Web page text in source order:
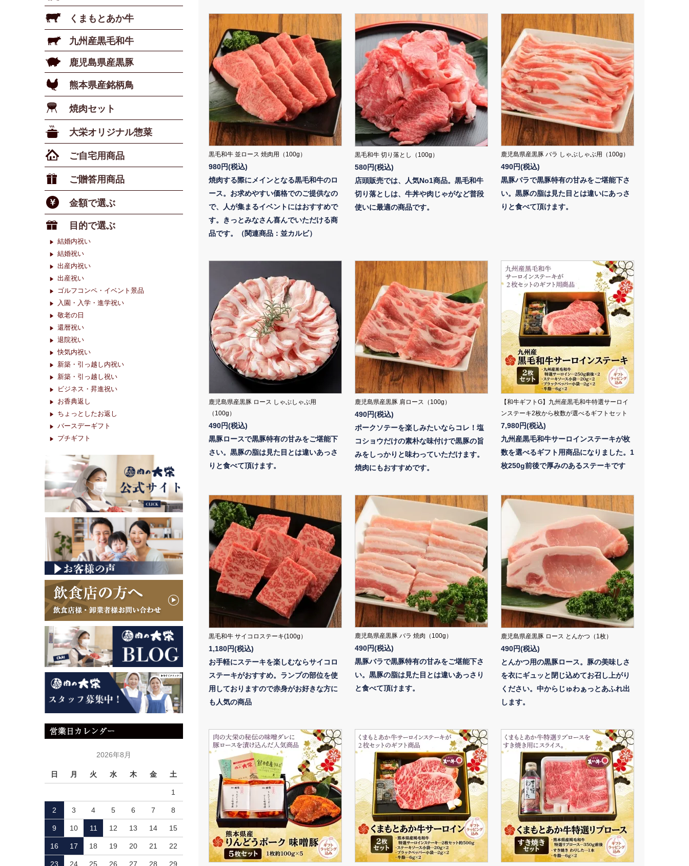
黒毛和牛 並ロース 焼肉用（100g）
980円(税込)
焼肉する際にメインとなる黒毛和牛のロ
ース。お求めやすい価格でのご提供なの
で、人が集まるイベントにはおすすめで
す。きっとみなさん喜んでいただける商
品です。（関連商品：並カルビ）
黒毛和牛 切り落とし（100g）
580円(税込)
店頭販売では、人気No1商品。黒毛和牛
切り落としは、牛丼や肉じゃがなど普段
使いに最適の商品です。
鹿児島県産黒豚 バラ しゃぶしゃぶ用（100g）
490円(税込)
黒豚バラで黒豚特有の甘みをご堪能下さ
い。黒豚の脂は見た目とは違いにあっさ
りと食べて頂けます。
鹿児島県産黒豚 ロース しゃぶしゃぶ用
（100g）
490円(税込)
黒豚ロースで黒豚特有の甘みをご堪能下
さい。黒豚の脂は見た目とは違いあっさ
りと食べて頂けます。
鹿児島県産黒豚 肩ロース（100g）
490円(税込)
ポークソテーを楽しみたいならコレ！塩
コショウだけの素朴な味付けで黒豚の旨
みをしっかりと味わっていただけます。
焼肉にもおすすめです。
【和牛ギフトG】九州産黒毛和牛特選サーロイ
ンステーキ2枚から枚数が選べるギフトセット
7,980円(税込)
九州産黒毛和牛サーロインステーキが枚
数を選べるギフト用商品になりました。1
枚250g前後で厚みのあるステーキです
黒毛和牛 サイコロステーキ(100g）
1,180円(税込)
お手軽にステーキを楽しむならサイコロ
ステーキがおすすめ。ランプの部位を使
用しておりますので赤身がお好きな方に
も人気の商品
鹿児島県産黒豚 バラ 焼肉（100g）
490円(税込)
黒豚バラで黒豚特有の甘みをご堪能下さ
い。黒豚の脂は見た目とは違いあっさり
と食べて頂けます。
鹿児島県産黒豚 ロース とんかつ（1枚）
490円(税込)
とんかつ用の黒豚ロース。豚の美味しさ
を衣にギュッと閉じ込めてお召し上がり
ください。中からじゅわぁっとあふれ出
します。
くまもとあか牛
九州産黒毛和牛
鹿児島県産黒豚
熊本県産銘柄鳥
焼肉セット
大栄オリジナル惣菜
ご自宅用商品
ご贈答用商品
金額で選ぶ
目的で選ぶ
結婚内祝い
結婚祝い
出産内祝い
出産祝い
ゴルフコンペ・イベント景品
入園・入学・進学祝い
敬老の日
還暦祝い
退院祝い
快気内祝い
新築・引っ越し内祝い
新築・引っ越し祝い
ビジネス・昇進祝い
お香典返し
ちょっとしたお返し
バースデーギフト
プチギフト
2026年8月
日 月 火 水 木 金 土
1
2 3 4 5 6 7 8
9 10 11 12 13 14 15
16 17 18 19 20 21 22
23 24 25 26 27 28 29